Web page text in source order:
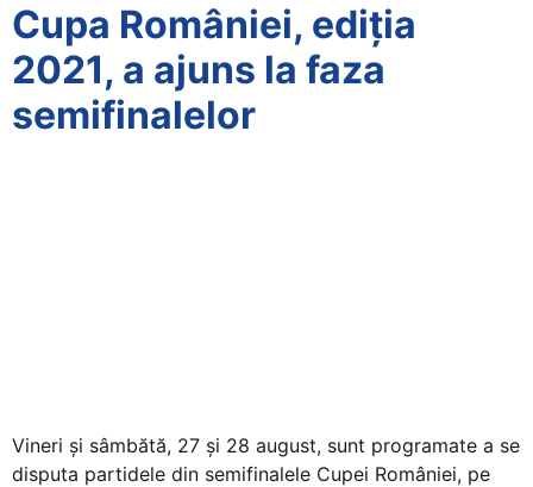
Cupa României, ediția
2021, a ajuns la faza
semifinalelor
Vineri și sâmbătă, 27 și 28 august, sunt programate a se
disputa partidele din semifinalele Cupei României, pe